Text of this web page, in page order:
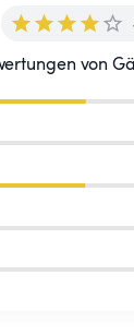
von